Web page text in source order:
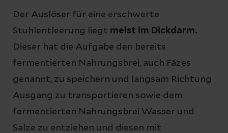
Der Auslöser für eine erschwerte
Stuhlentleerung liegt meist im Dickdarm.
Dieser hat die Aufgabe den bereits
fermentierten Nahrungsbrei, auch Fäzes
genannt, zu speichern und langsam Richtung
Ausgang zu transportieren sowie dem
fermentierten Nahrungsbrei Wasser und
Salze zu entziehen und diesen mit